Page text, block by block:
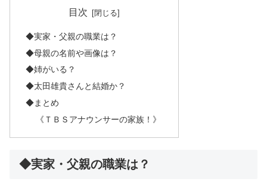
目次
◆実家・父親の職業は？
◆母親の名前や画像は？
◆姉がいる？
◆太田雄貴さんと結婚か？
◆まとめ
《ＴＢＳアナウンサーの家族！》
◆実家・父親の職業は？